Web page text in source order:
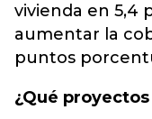
vivienda en 5,4
aumentar la
puntos
¿Qué